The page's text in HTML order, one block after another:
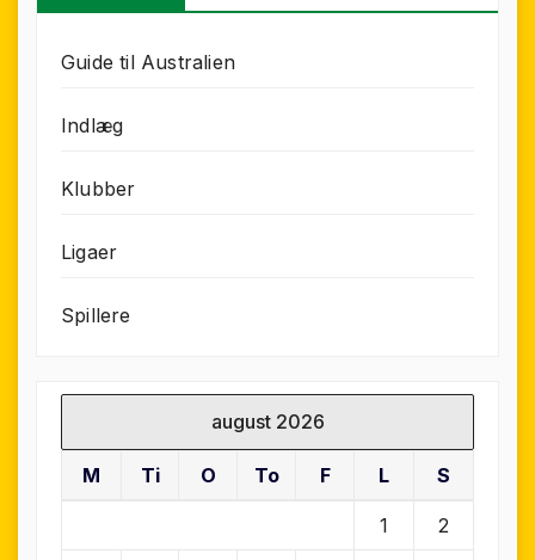
Guide til Australien
Indlæg
Klubber
Ligaer
Spillere
august 2026
M Ti O To F L S
1 2